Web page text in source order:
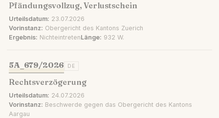
Pfändungsvollzug, Verlustschein
Urteilsdatum: 23.07.2026
Vorinstanz: Obergericht des Kantons Zuerich
Ergebnis: NichteintretenLänge: 932 W.
5A_679/2026 DE
Rechtsverzögerung
Urteilsdatum: 24.07.2026
Vorinstanz: Beschwerde gegen das Obergericht des Kantons
Aargau